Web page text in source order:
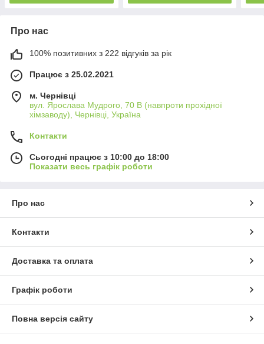
Про нас
100% позитивних з 222 відгуків за рік
Працює з 25.02.2021
м. Чернівці
вул. Ярослава Мудрого, 70 В (навпроти прохідної
хімзаводу), Чернівці, Україна
Контакти
Сьогодні працює з 10:00 до 18:00
Показати весь графік роботи
Про нас
Контакти
Доставка та оплата
Графік роботи
Повна версія сайту